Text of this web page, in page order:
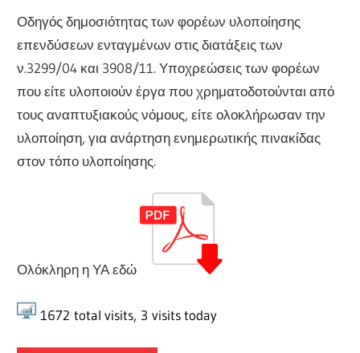
Οδηγός δημοσιότητας των φορέων υλοποίησης
επενδύσεων ενταγμένων στις διατάξεις των
ν.3299/04 και 3908/11. Υποχρεώσεις των φορέων
που είτε υλοποιούν έργα που χρηματοδοτούνται από
τους αναπτυξιακούς νόμους, είτε ολοκλήρωσαν την
υλοποίηση, για ανάρτηση ενημερωτικής πινακίδας
στον τόπο υλοποίησης.
Ολόκληρη η ΥΑ εδώ
1672 total visits, 3 visits today